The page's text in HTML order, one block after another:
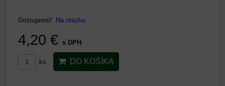
Dostupnosť: Na otázku
4,20 € s DPH
ks DO KOŠÍKA